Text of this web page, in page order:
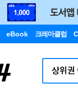
eBook 크레마클럽